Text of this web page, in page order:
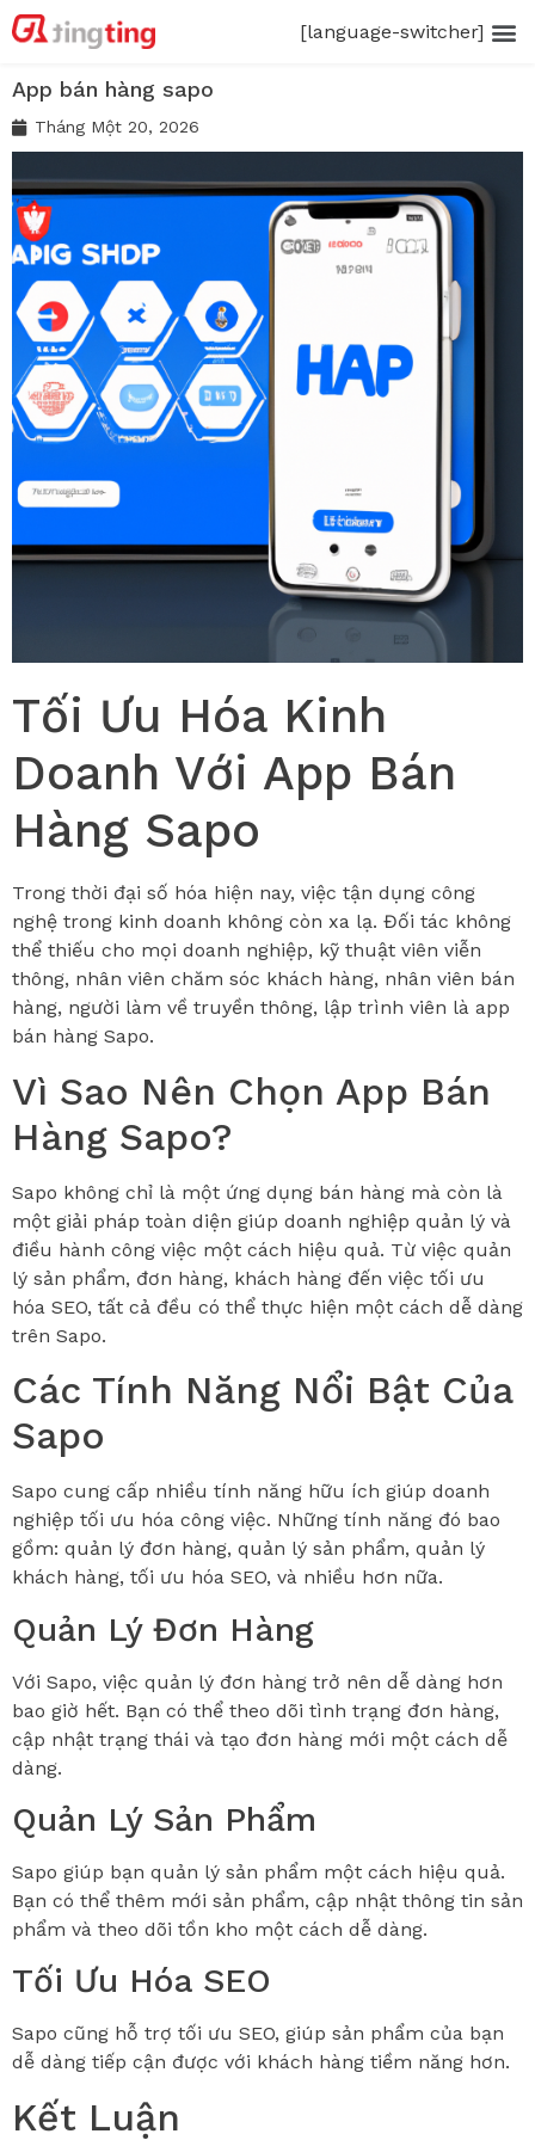
[language-switcher]
App bán hàng sapo
Tháng Một 20, 2026
Tối Ưu Hóa Kinh
Doanh Với App Bán
Hàng Sapo
Trong thời đại số hóa hiện nay, việc tận dụng công
nghệ trong kinh doanh không còn xa lạ. Đối tác không
thể thiếu cho mọi doanh nghiệp, kỹ thuật viên viễn
thông, nhân viên chăm sóc khách hàng, nhân viên bán
hàng, người làm về truyền thông, lập trình viên là app
bán hàng Sapo.
Vì Sao Nên Chọn App Bán
Hàng Sapo?
Sapo không chỉ là một ứng dụng bán hàng mà còn là
một giải pháp toàn diện giúp doanh nghiệp quản lý và
điều hành công việc một cách hiệu quả. Từ việc quản
lý sản phẩm, đơn hàng, khách hàng đến việc tối ưu
hóa SEO, tất cả đều có thể thực hiện một cách dễ dàng
trên Sapo.
Các Tính Năng Nổi Bật Của
Sapo
Sapo cung cấp nhiều tính năng hữu ích giúp doanh
nghiệp tối ưu hóa công việc. Những tính năng đó bao
gồm: quản lý đơn hàng, quản lý sản phẩm, quản lý
khách hàng, tối ưu hóa SEO, và nhiều hơn nữa.
Quản Lý Đơn Hàng
Với Sapo, việc quản lý đơn hàng trở nên dễ dàng hơn
bao giờ hết. Bạn có thể theo dõi tình trạng đơn hàng,
cập nhật trạng thái và tạo đơn hàng mới một cách dễ
dàng.
Quản Lý Sản Phẩm
Sapo giúp bạn quản lý sản phẩm một cách hiệu quả.
Bạn có thể thêm mới sản phẩm, cập nhật thông tin sản
phẩm và theo dõi tồn kho một cách dễ dàng.
Tối Ưu Hóa SEO
Sapo cũng hỗ trợ tối ưu SEO, giúp sản phẩm của bạn
dễ dàng tiếp cận được với khách hàng tiềm năng hơn.
Kết Luận